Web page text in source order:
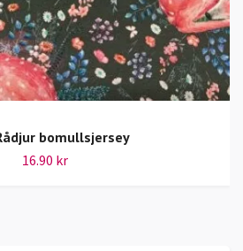
bomullsjersey
16.90 kr